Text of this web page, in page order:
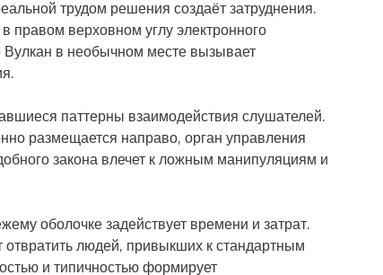
трудом решения создаёт затруднения.
верховном углу электронного
Вулкан в необычном месте вызывает
паттерны взаимодействия слушателей.
размещается направо, орган управления
закона влечет к ложным манипуляциям и
оболочке задействует времени и затрат.
людей, привыкших к стандартным
и типичностью формирует